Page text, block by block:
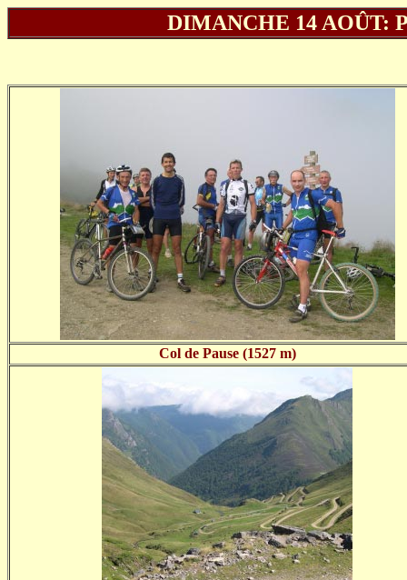
DIMANCHE 14 AOÛT:
Col de Pause (1527 m)